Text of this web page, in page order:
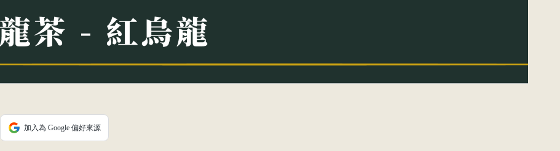
加入為 Google 偏好來源